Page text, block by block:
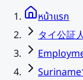
หน้าแรก
タイ公証
Suriname